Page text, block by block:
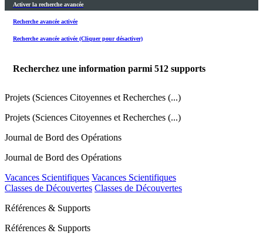
Activer la recherche avancée
Recherche avancée activée
Recherche avancée activée (Cliquer pour désactiver)
Recherchez une information parmi 512 supports
Projets (Sciences Citoyennes et Recherches (...)
Projets (Sciences Citoyennes et Recherches (...)
Journal de Bord des Opérations
Journal de Bord des Opérations
Vacances Scientifiques Vacances Scientifiques
Classes de Découvertes Classes de Découvertes
Références & Supports
Références & Supports